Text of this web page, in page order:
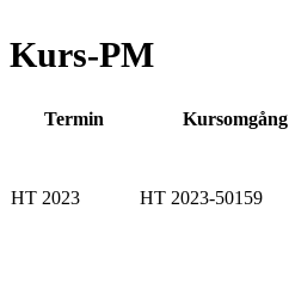
Kurs-PM
Termin Kursomgång
HT 2023 HT 2023-50159